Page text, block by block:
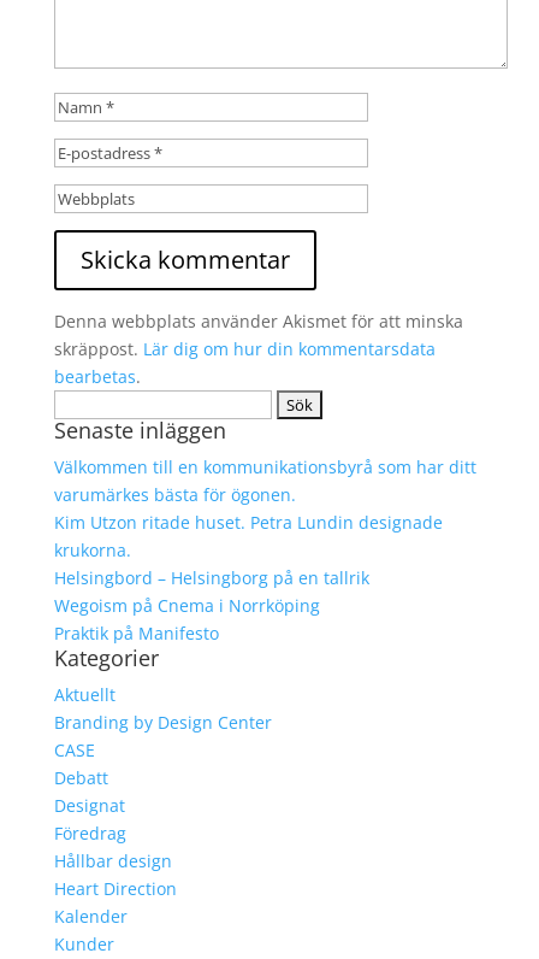
Denna webbplats använder Akismet för att minska
skräppost. Lär dig om hur din kommentarsdata
bearbetas.
efter:
Senaste inläggen
Välkommen till en kommunikationsbyrå som har ditt
varumärkes bästa för ögonen.
Kim Utzon ritade huset. Petra Lundin designade
krukorna.
Helsingbord – Helsingborg på en tallrik
Wegoism på Cnema i Norrköping
Praktik på Manifesto
Kategorier
Aktuellt
Branding by Design Center
CASE
Debatt
Designat
Föredrag
Hållbar design
Heart Direction
Kalender
Kunder